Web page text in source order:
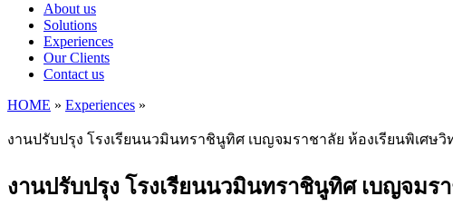
About us
Solutions
Experiences
Our Clients
Contact us
HOME » Experiences »
งานปรับปรุง โรงเรียนนวมินทราชินูทิศ เบญจมราชาลัย ห้องเรียนพิเศษ
งานปรับปรุง โรงเรียนนวมินทราชินูทิศ เบญจม